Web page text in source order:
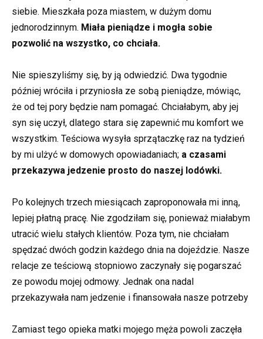
siebie. Mieszkała poza miastem, w dużym domu
jednorodzinnym. Miała pieniądze i mogła sobie
pozwolić na wszystko, co chciała.
Nie spieszyliśmy się, by ją odwiedzić. Dwa tygodnie
później wróciła i przyniosła ze sobą pieniądze, mówiąc,
że od tej pory będzie nam pomagać. Chciałabym, aby jej
syn się uczył, dlatego stara się zapewnić mu komfort we
wszystkim. Teściowa wysyła sprzątaczkę raz na tydzień
by mi ulżyć w domowych opowiadaniach; a czasami
przekazywa jedzenie prosto do naszej lodówki.
Po kolejnych trzech miesiącach zaproponowała mi inną,
lepiej płatną pracę. Nie zgodziłam się, ponieważ miałabym
utracić wielu stałych klientów. Poza tym, nie chciałam
spędzać dwóch godzin każdego dnia na dojeździe. Nasze
relacje ze teściową stopniowo zaczynały się pogarszać
ze powodu mojej odmowy. Jednak ona nadal
przekazywała nam jedzenie i finansowała nasze potrzeby
Zamiast tego opieka matki mojego męża powoli zaczęła